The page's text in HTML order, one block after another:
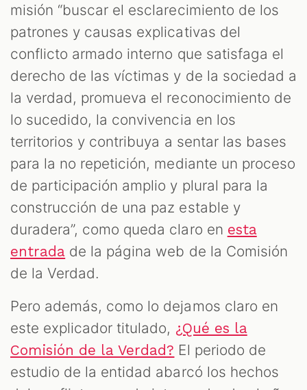
misión “buscar el esclarecimiento de los
patrones y causas explicativas del
conflicto armado interno que satisfaga el
derecho de las víctimas y de la sociedad a
la verdad, promueva el reconocimiento de
lo sucedido, la convivencia en los
territorios y contribuya a sentar las bases
para la no repetición, mediante un proceso
de participación amplio y plural para la
construcción de una paz estable y
duradera”, como queda claro en esta
entrada de la página web de la Comisión
de la Verdad.
Pero además, como lo dejamos claro en
este explicador titulado, ¿Qué es la
Comisión de la Verdad? El periodo de
estudio de la entidad abarcó los hechos